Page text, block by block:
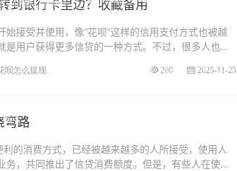
到银行卡里边？收藏备用
接受并使用，像“花呗”这样的信用支付方式也被越
用户获得更多信贷的一种方式。不过，很多人也许
呗怎么提现 260 2025-11-25
弯路
的消费方式，已经被越来越多的人所接受，使用人
，共同推出了信贷消费额度。但是，有些人在使用